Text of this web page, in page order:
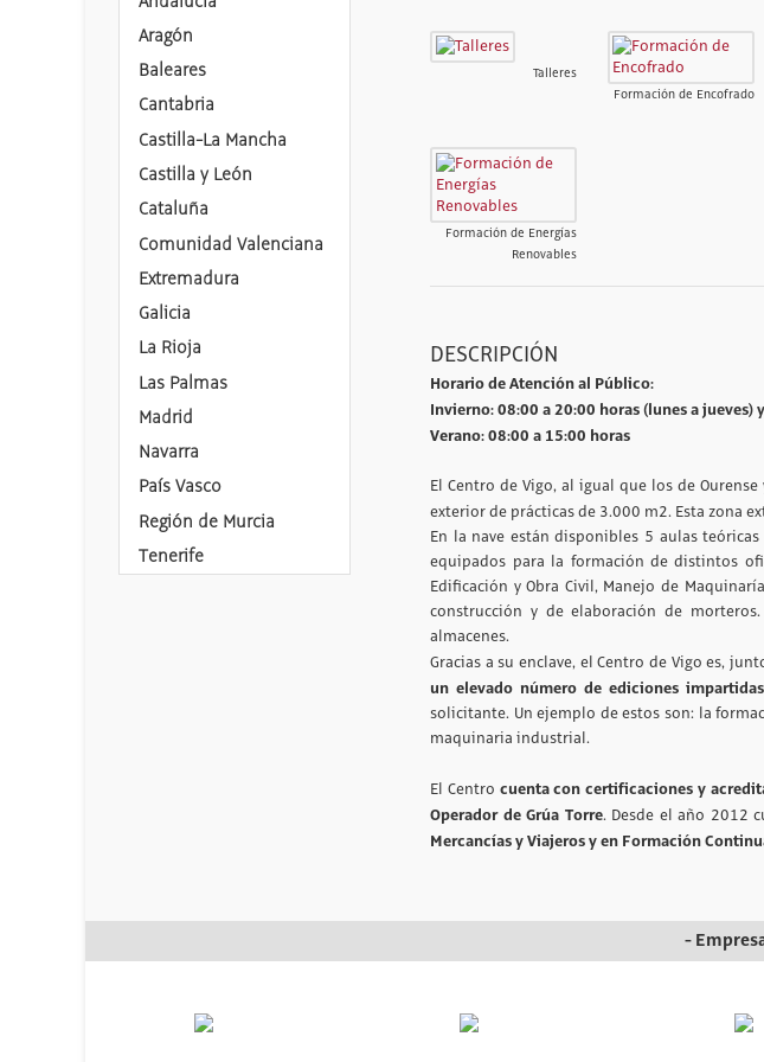
Aragón
Baleares
Cantabria
Castilla-La Mancha
Castilla y León
Cataluña
Comunidad Valenciana
Extremadura
Galicia
La Rioja
Las Palmas
Madrid
Navarra
País Vasco
Región de Murcia
Tenerife
Talleres
Formación de Encofrado
Formación de Energías
Renovables
DESCRIPCIÓN
Horario de Atención al Público:
Invierno: 08:00 a 20:00 horas (lunes a jueves)
Verano: 08:00 a 15:00 horas
El Centro de Vigo, al igual que los de
exterior de prácticas de 3.000 m2. Esta zona
En la nave están disponibles 5 aulas
equipados para la formación de distintos
Edificación y Obra Civil, Manejo de
construcción y de elaboración de
almacenes.
Gracias a su enclave, el Centro de Vigo es,
un elevado número de ediciones
solicitante. Un ejemplo de estos son: la
maquinaria industrial.
El Centro cuenta con certificaciones y
Operador de Grúa Torre. Desde el año 2012
Mercancías y Viajeros y en Formación
-